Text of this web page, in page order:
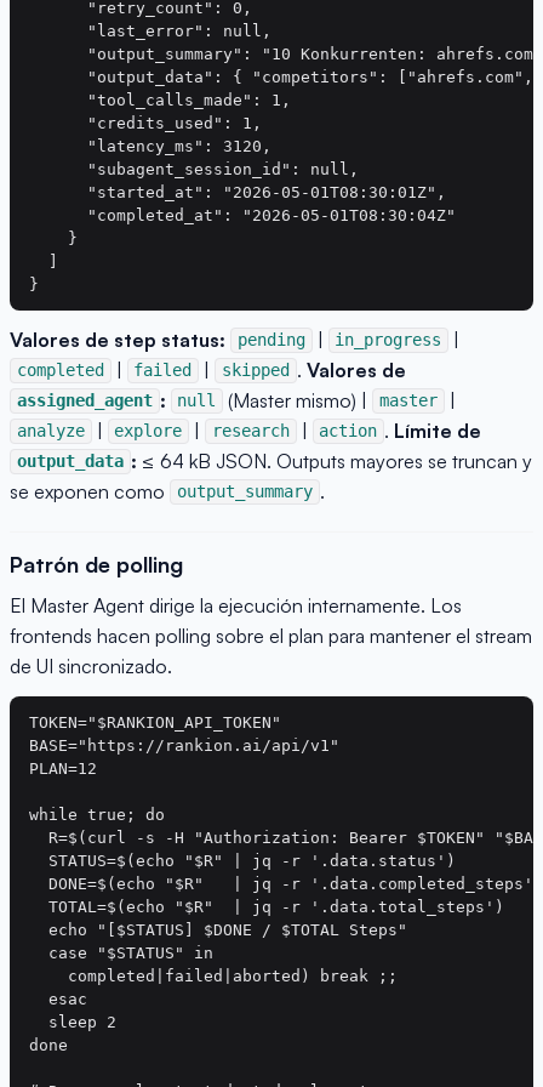
      "retry_count": 0,
      "last_error": null,
"output_summary": "10 Konkurrenten:
"output_data": { "competitors": ["ahrefs.com",
      "tool_calls_made": 1,
      "credits_used": 1,
      "latency_ms": 3120,
      "subagent_session_id": null,
      "started_at": "2026-05-01T08:30:01Z",
      "completed_at": "2026-05-01T08:30:04Z"
    }
Valores de step status: pending | in_progress |
completed | failed | skipped . Valores de
assigned_agent : null (Master mismo) | master |
analyze | explore | research | action . Límite de
output_data : ≤ 64 kB JSON. Outputs mayores se truncan y
se exponen como
output_summary .
Patrón de polling
El Master Agent dirige la ejecución internamente. Los
frontends hacen polling sobre el plan para mantener el stream
de UI sincronizado.
TOKEN="$RANKION_API_TOKEN"
BASE="https://rankion.ai/api/v1"
PLAN=12
while true; do
R=$(curl -s -H "Authorization: Bearer $TOKEN"
  STATUS=$(echo "$R" | jq -r '.data.status')
  DONE=$(echo "$R"   | jq -r '.data.completed_steps')
  TOTAL=$(echo "$R"  | jq -r '.data.total_steps')
  echo "[$STATUS] $DONE / $TOTAL Steps"
  case "$STATUS" in
    completed|failed|aborted) break ;;
  esac
  sleep 2
done